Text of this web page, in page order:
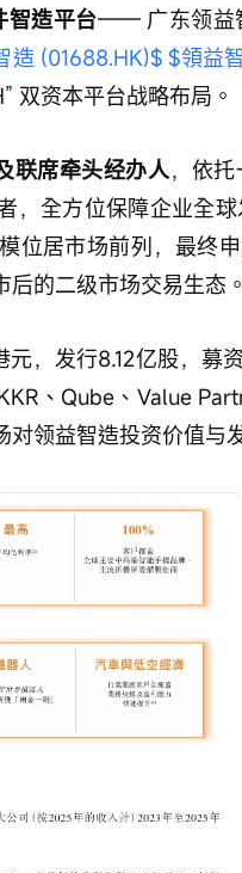
智造平台—— 广东领益
造 (01688.HK)$ $領益
双资本平台战略布局。
联席牵头经办人，依
，全方位保障企业全
位居市场前列，最终
的二级市场交易生态。
，发行8.12亿股，募
、Qube、Value
领益智造投资价值与